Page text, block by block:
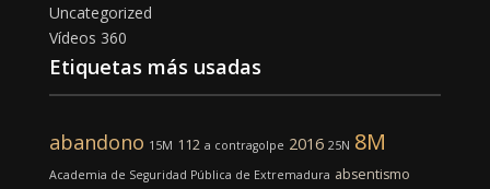
Uncategorized
Vídeos 360
Etiquetas más usadas
abandono 15M 112 a contragolpe 2016 25N 8M
Academia de Seguridad Pública de Extremadura absentismo